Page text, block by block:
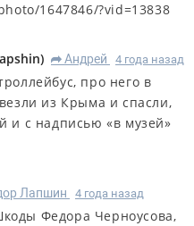
1647846/?vid=13838
) R Андрей 4 года назад
про него в
из Крыма и спасли,
и с надписью «в музей»
Лапшин 4 года назад
Федора Черноусова,